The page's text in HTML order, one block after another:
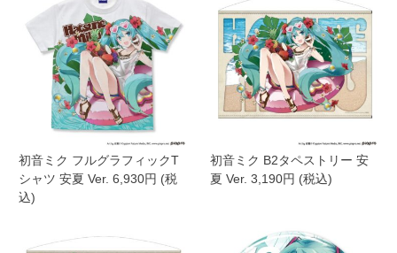
初音ミク フルグラフィックT
シャツ 安夏 Ver. 6,930円 (税
込)
初音ミク B2タペストリー 安
夏 Ver. 3,190円 (税込)